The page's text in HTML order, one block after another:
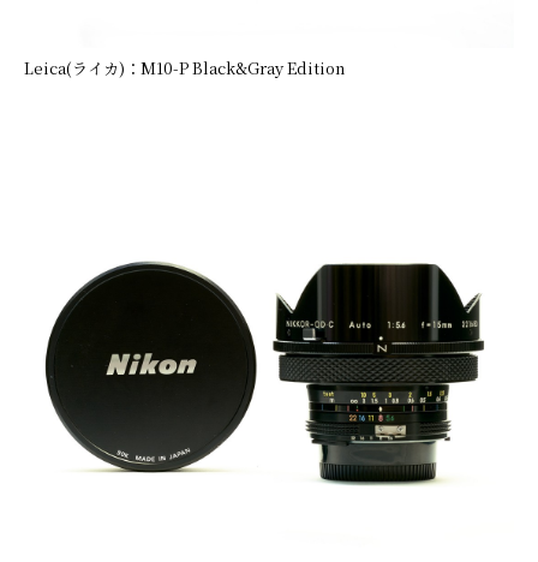
Leica(ライカ)：M10-P Black&Gray Edition